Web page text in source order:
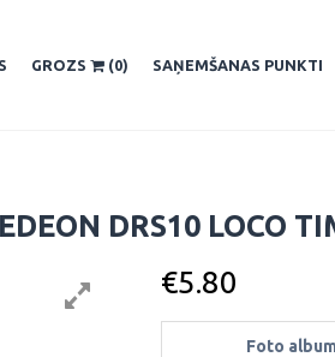
GROZS (0) SAŅEMŠANAS PUNKTI
DRS10 LOCO
€5.80
Foto